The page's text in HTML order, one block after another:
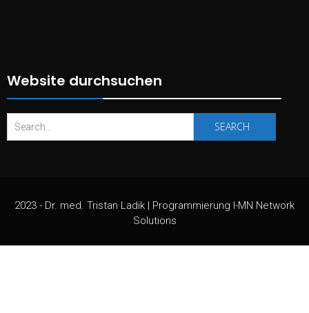
Website durchsuchen
Search
2023 - Dr. med. Tristan Ladik | Programmierung I-MN Network
Solutions